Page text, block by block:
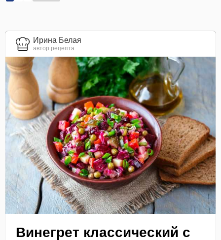
Ирина Белая
автор рецепта
Винегрет классический с